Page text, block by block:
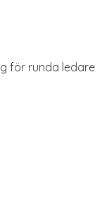
för runda ledare